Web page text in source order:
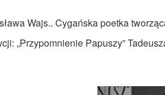
Wajs.. Cygańska poetka
„Przypomnienie Papuszy”